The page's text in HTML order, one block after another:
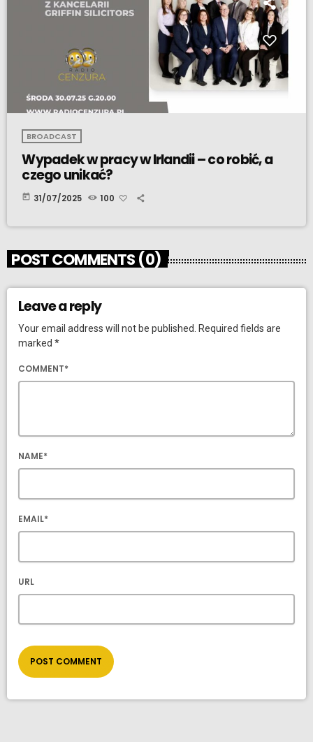
BROADCAST
Wypadek w pracy w Irlandii – co robić, a
czego unikać?
today 31/07/2025 100
POST COMMENTS (0)
Leave a reply
Your email address will not be published. Required fields are
marked *
COMMENT*
NAME*
EMAIL*
URL